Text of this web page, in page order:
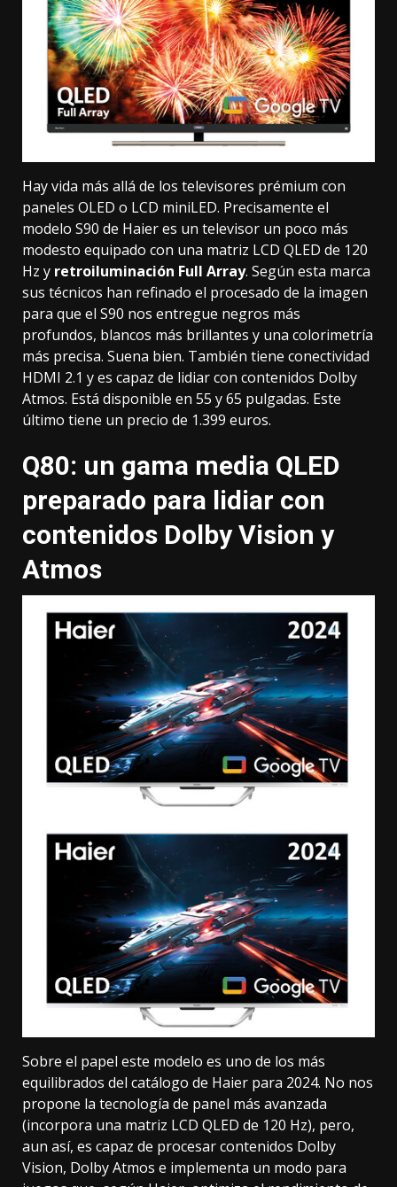
Hay vida más allá de los televisores prémium con
paneles OLED o LCD miniLED. Precisamente el
modelo S90 de Haier es un televisor un poco más
modesto equipado con una matriz LCD QLED de 120
Hz y retroiluminación Full Array. Según esta marca
sus técnicos han refinado el procesado de la imagen
para que el S90 nos entregue negros más
profundos, blancos más brillantes y una colorimetría
más precisa. Suena bien. También tiene conectividad
HDMI 2.1 y es capaz de lidiar con contenidos Dolby
Atmos. Está disponible en 55 y 65 pulgadas. Este
último tiene un precio de 1.399 euros.
Q80: un gama media QLED
preparado para lidiar con
contenidos Dolby Vision y
Atmos
Sobre el papel este modelo es uno de los más
equilibrados del catálogo de Haier para 2024. No nos
propone la tecnología de panel más avanzada
(incorpora una matriz LCD QLED de 120 Hz), pero,
aun así, es capaz de procesar contenidos Dolby
Vision, Dolby Atmos e implementa un modo para